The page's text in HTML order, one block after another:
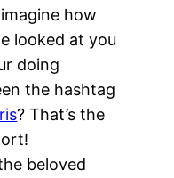
how
looked at you
doing
the hashtag
? That’s the
beloved